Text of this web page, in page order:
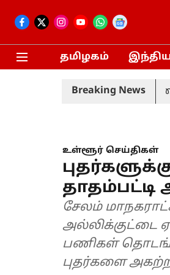
தமிழகம்
Breaking News
தொகுதி
உள்ளூர் செய்திகள்
தாதம்பட்டி
சேலம்
அல்லிக்குட்டை
பணிகள்
புதர்களை